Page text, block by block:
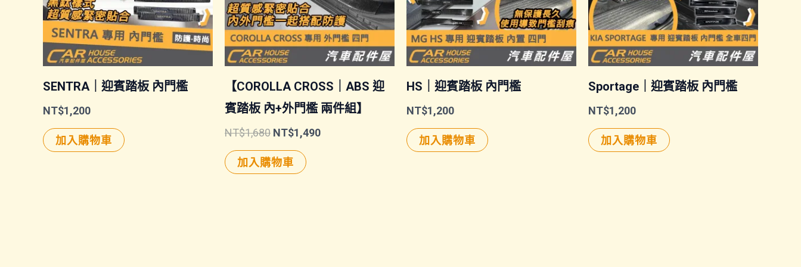
SENTRA｜迎賓踏板 內門檻
NT$1,200
加入購物車
【COROLLA CROSS｜ABS 迎
賓踏板 內+外門檻 兩件組】
NT$1,680 原
價
格：
NT$1,490目
加入購物車
HS｜迎賓踏板 內門檻
NT$1,200
加入購物車
Sportage｜迎賓踏板 內門檻
NT$1,200
加入購物車